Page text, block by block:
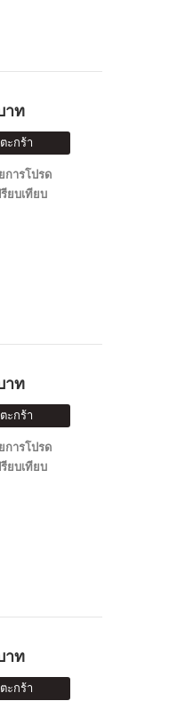
าท
ะกร้า
การโปรด
ยบเทียบ
าท
ะกร้า
การโปรด
ยบเทียบ
าท
ะกร้า